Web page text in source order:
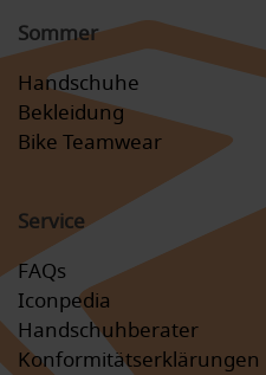
Sommer
Handschuhe
Bekleidung
Bike Teamwear
Service
FAQs
Iconpedia
Handschuhberater
Konformitätserklärungen